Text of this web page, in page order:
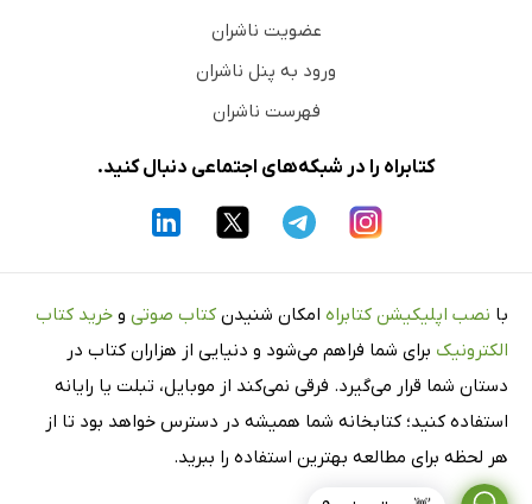
عضویت ناشران
ورود به پنل ناشران
فهرست ناشران
کتابراه را در شبکه‌های اجتماعی دنبال کنید.
با نصب اپلیکیشن کتابراه امکان شنیدن کتاب صوتی و خرید کتاب
الکترونیک برای شما فراهم می‌شود و دنیایی از هزاران کتاب در
دستان شما قرار می‌گیرد. فرقی نمی‌کند از موبایل، تبلت یا رایانه
استفاده کنید؛ کتابخانه شما همیشه در دسترس خواهد بود تا از
هر لحظه برای مطالعه بهترین استفاده را ببرید.